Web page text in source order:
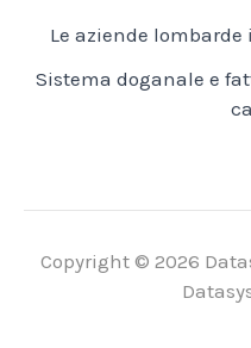
Le aziende
Sistema doganale e
Copyright © 2026